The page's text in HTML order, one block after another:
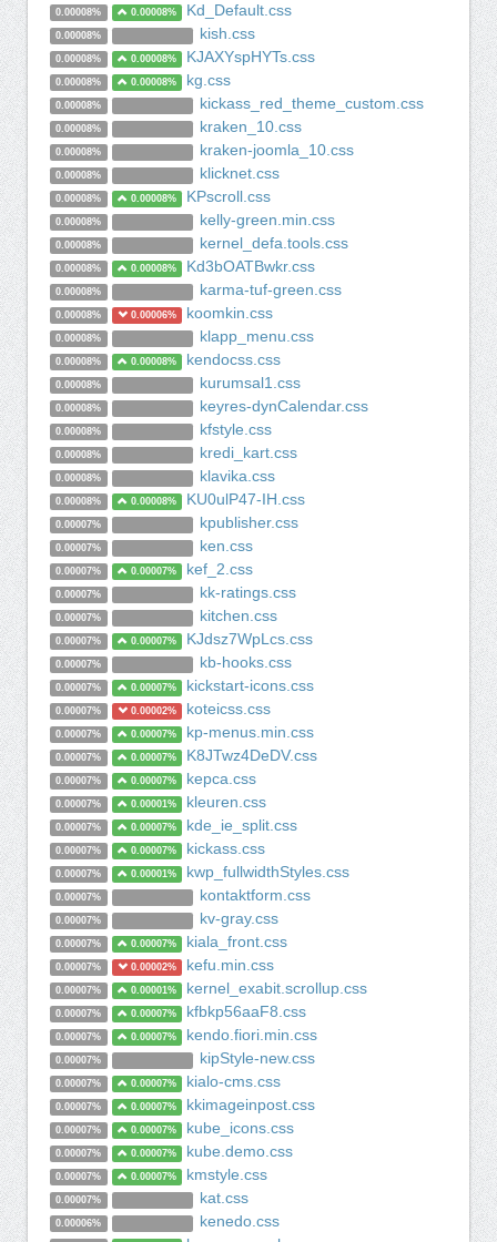
0.00008% 0.00008% Kd_Default.css
0.00008% kish.css
0.00008% 0.00008% KJAXYspHYTs.css
0.00008% 0.00008% kg.css
0.00008% kickass_red_theme_custom.css
0.00008% kraken_10.css
0.00008% kraken-joomla_10.css
0.00008% klicknet.css
0.00008% 0.00008% KPscroll.css
0.00008% kelly-green.min.css
0.00008% kernel_defa.tools.css
0.00008% 0.00008% Kd3bOATBwkr.css
0.00008% karma-tuf-green.css
0.00008% 0.00006% koomkin.css
0.00008% klapp_menu.css
0.00008% 0.00008% kendocss.css
0.00008% kurumsal1.css
0.00008% keyres-dynCalendar.css
0.00008% kfstyle.css
0.00008% kredi_kart.css
0.00008% klavika.css
0.00008% 0.00008% KU0ulP47-IH.css
0.00007% kpublisher.css
0.00007% ken.css
0.00007% 0.00007% kef_2.css
0.00007% kk-ratings.css
0.00007% kitchen.css
0.00007% 0.00007% KJdsz7WpLcs.css
0.00007% kb-hooks.css
0.00007% 0.00007% kickstart-icons.css
0.00007% 0.00002% koteicss.css
0.00007% 0.00007% kp-menus.min.css
0.00007% 0.00007% K8JTwz4DeDV.css
0.00007% 0.00007% kepca.css
0.00007% 0.00001% kleuren.css
0.00007% 0.00007% kde_ie_split.css
0.00007% 0.00007% kickass.css
0.00007% 0.00001% kwp_fullwidthStyles.css
0.00007% kontaktform.css
0.00007% kv-gray.css
0.00007% 0.00007% kiala_front.css
0.00007% 0.00002% kefu.min.css
0.00007% 0.00001% kernel_exabit.scrollup.css
0.00007% 0.00007% kfbkp56aaF8.css
0.00007% 0.00007% kendo.fiori.min.css
0.00007% kipStyle-new.css
0.00007% 0.00007% kialo-cms.css
0.00007% 0.00007% kkimageinpost.css
0.00007% 0.00007% kube_icons.css
0.00007% 0.00007% kube.demo.css
0.00007% 0.00007% kmstyle.css
0.00007% kat.css
0.00006% kenedo.css